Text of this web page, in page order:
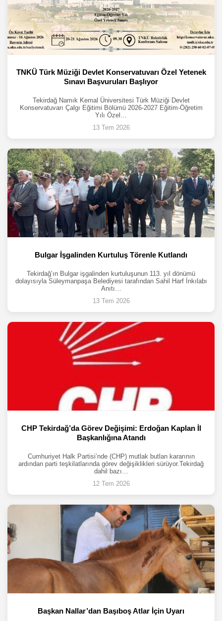
TNKÜ Türk Müziği Devlet Konservatuvarı Özel Yetenek
Sınavı Başvuruları Başlıyor
Tekirdağ Namık Kemal Üniversitesi Türk Müziği Devlet
Konservatuvarı Çalgı Eğitimi Bölümü 2026-2027 Eğitim-Öğretim
Yılı Özel…
13 Tem 2026
Bulgar İşgalinden Kurtuluş Törenle Kutlandı
Tekirdağ’ın Bulgar işgalinden kurtuluşunun 113. yıl dönümü
dolayısıyla Süleymanpaşa Belediyesi tarafından Sahil Harf İnkılabı
Anıtı…
13 Tem 2026
CHP Tekirdağ’da Görev Değişimi: Erdoğan Kaplan İl
Başkanlığına Atandı
Cumhuriyet Halk Partisi’nde (CHP) mutlak butlan kararının
ardından parti teşkilatlarında görev değişiklikleri sürüyor.Tekirdağ
dahil bazı…
12 Tem 2026
Başkan Nallar’dan Başıboş Atlar İçin Uyarı